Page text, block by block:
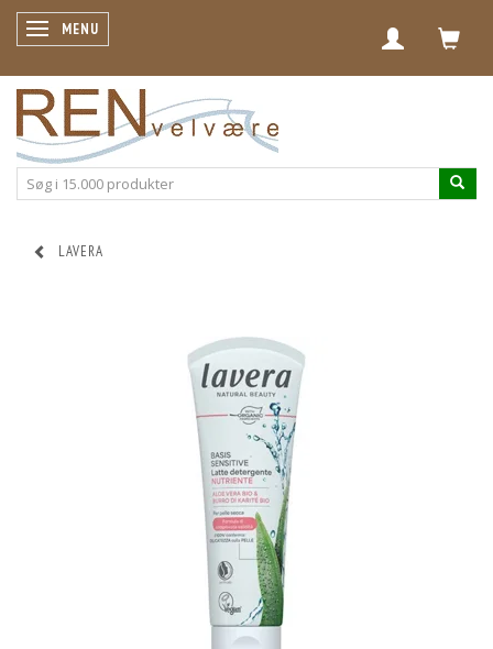
SKIFTE NAVIGATION
MENU
LAVERA